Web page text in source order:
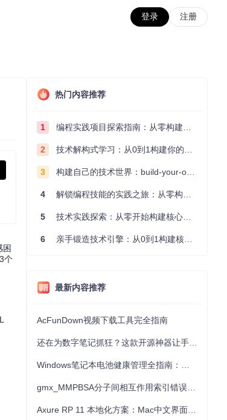
登录 注册
困
个
热门内容推荐
1 编程实践项目探索指南：从零构建技术能力体系
2 技术解构式学习：从0到1构建你的编程知识体系
3 构建自己的技术世界：build-your-own-x项目的实践探索指南
4 解锁编程技能的实践之旅：从零构建你的技术世界
5 技术实践探索：从零开始构建核心系统的实践指南
6 亲手锻造技术引擎：从0到1构建核心系统的实践指南
最新内容推荐
AcFunDown视频下载工具完全指南